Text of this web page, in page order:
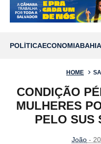
POLÍTICAECONOMIA
HOME
CONDIÇÃO
MULHERES
PELO SUS
João -